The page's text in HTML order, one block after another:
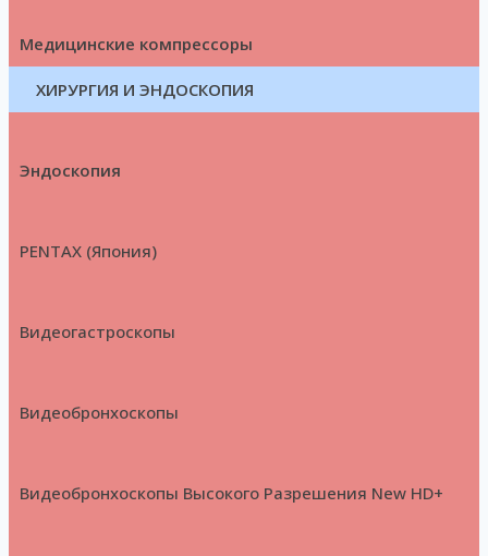
Медицинские компрессоры
ХИРУРГИЯ И ЭНДОСКОПИЯ
Эндоскопия
PENTAX (Япония)
Видеогастроскопы
Видеобронхоскопы
Видеобронхоскопы Высокого Разрешения New HD+